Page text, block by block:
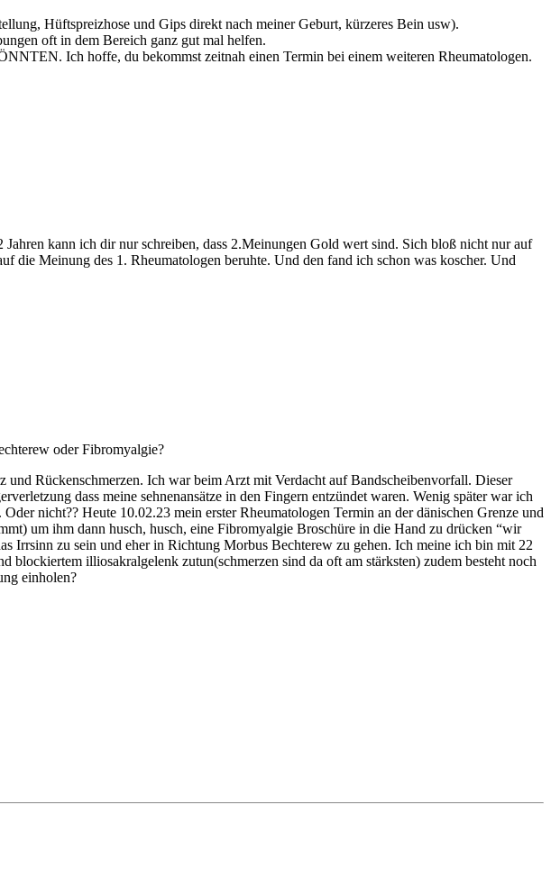
Hüftspreizhose und Gips direkt nach meiner Geburt, kürzeres Bein usw).
oft in dem Bereich ganz gut mal helfen.
Ich hoffe, du bekommst zeitnah einen Termin bei einem weiteren Rheumatologen.
kann ich dir nur schreiben, dass 2.Meinungen Gold wert sind. Sich bloß nicht nur auf
die Meinung des 1. Rheumatologen beruhte. Und den fand ich schon was koscher. Und
oder Fibromyalgie?
Rückenschmerzen. Ich war beim Arzt mit Verdacht auf Bandscheibenvorfall. Dieser
dass meine sehnenansätze in den Fingern entzündet waren. Wenig später war ich
nicht?? Heute 10.02.23 mein erster Rheumatologen Termin an der dänischen Grenze und
um ihm dann husch, husch, eine Fibromyalgie Broschüre in die Hand zu drücken “wir
Irrsinn zu sein und eher in Richtung Morbus Bechterew zu gehen. Ich meine ich bin mit 22
blockiertem illiosakralgelenk zutun(schmerzen sind da oft am stärksten) zudem besteht noch
einholen?